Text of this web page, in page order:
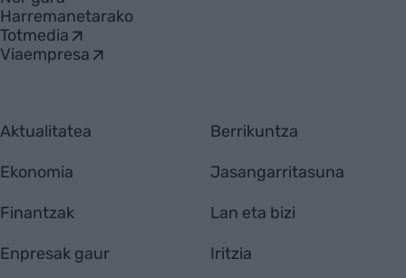
Harremanetarako
Totmedia
Viaempresa
Aktualitatea
Ekonomia
Finantzak
Enpresak gaur
Berrikuntza
Jasangarritasuna
Lan eta bizi
Iritzia